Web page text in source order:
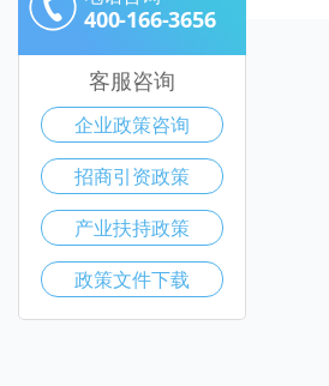
400-166-3656
客服咨询
企业政策咨询
招商引资政策
产业扶持政策
政策文件下载